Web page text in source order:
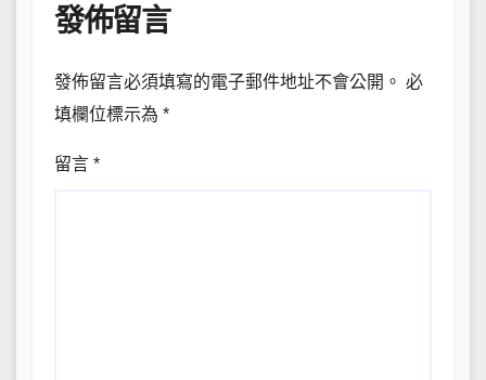
發佈留言
發佈留言必須填寫的電子郵件地址不會公開。 必
填欄位標示為 *
留言 *